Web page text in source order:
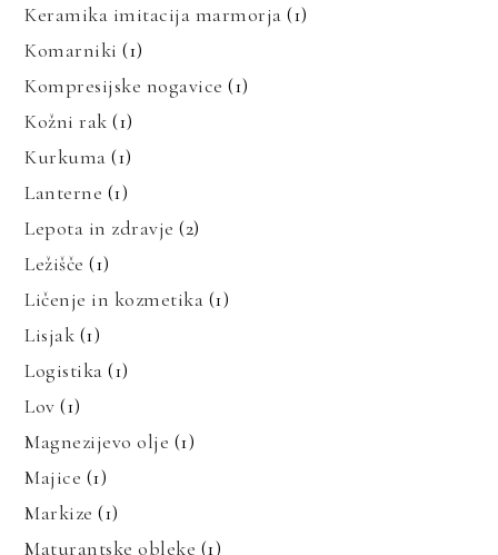
Keramika imitacija marmorja (1)
Komarniki (1)
Kompresijske nogavice (1)
Kožni rak (1)
Kurkuma (1)
Lanterne (1)
Lepota in zdravje (2)
Ležišče (1)
Ličenje in kozmetika (1)
Lisjak (1)
Logistika (1)
Lov (1)
Magnezijevo olje (1)
Majice (1)
Markize (1)
Maturantske obleke (1)